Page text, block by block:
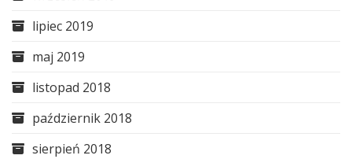
lipiec 2019
maj 2019
listopad 2018
październik 2018
sierpień 2018